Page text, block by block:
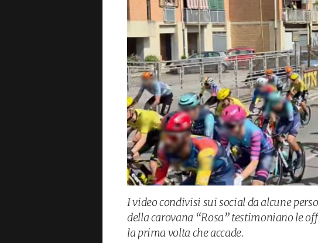
I video condivisi sui social da alcune
della carovana “Rosa” testimoniano le
la prima volta che accade.